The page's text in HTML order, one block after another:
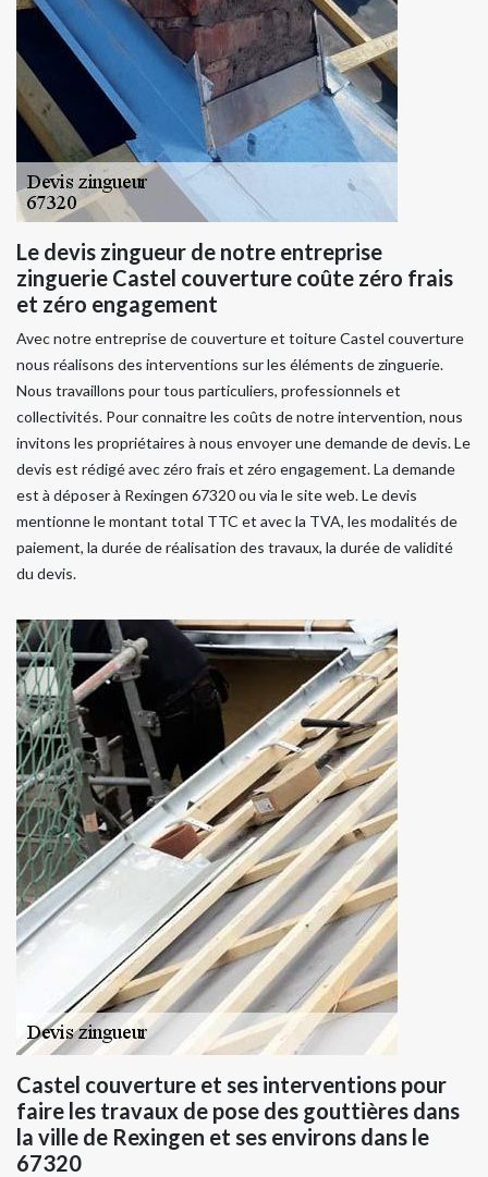
Le devis zingueur de notre entreprise
zinguerie Castel couverture coûte zéro frais
et zéro engagement
Avec notre entreprise de couverture et toiture Castel couverture
nous réalisons des interventions sur les éléments de zinguerie.
Nous travaillons pour tous particuliers, professionnels et
collectivités. Pour connaitre les coûts de notre intervention, nous
invitons les propriétaires à nous envoyer une demande de devis. Le
devis est rédigé avec zéro frais et zéro engagement. La demande
est à déposer à Rexingen 67320 ou via le site web. Le devis
mentionne le montant total TTC et avec la TVA, les modalités de
paiement, la durée de réalisation des travaux, la durée de validité
du devis.
Castel couverture et ses interventions pour
faire les travaux de pose des gouttières dans
la ville de Rexingen et ses environs dans le
67320